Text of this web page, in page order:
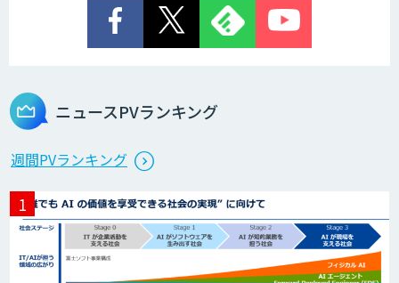
ニュースPVランキング
週間PVランキング